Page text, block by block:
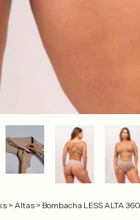
> Altas > Bombacha LESS ALTA